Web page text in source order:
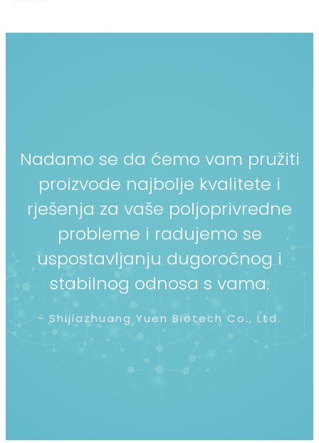
Nadamo se da ćemo vam pružiti
proizvode najbolje kvalitete i
rješenja za vaše poljoprivredne
probleme i radujemo se
uspostavljanju dugoročnog i
stabilnog odnosa s vama.
- Shijiazhuang Yuen Biotech Co., Ltd.